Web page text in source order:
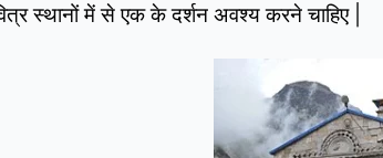
स्थानों में से एक के दर्शन अवश्य करने चाहिए |